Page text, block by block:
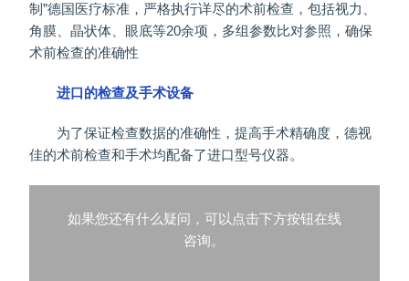
制”德国医疗标准，严格执行详尽的术前检查，包括视力、
角膜、晶状体、眼底等20余项，多组参数比对参照，确保
术前检查的准确性
进口的检查及手术设备
为了保证检查数据的准确性，提高手术精确度，德视
佳的术前检查和手术均配备了进口型号仪器。
如果您还有什么疑问，可以点击下方按钮在线
咨询。